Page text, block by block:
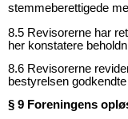
stemmeberettigede
8.5 Revisorerne har
her konstatere
8.6 Revisorerne
bestyrelsen
§ 9 Foreningens